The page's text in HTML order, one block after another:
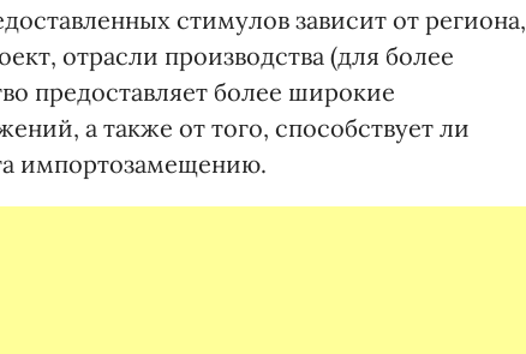
стимулов зависит от региона,
отрасли производства (для более
предоставляет более широкие
а также от того, способствует ли
импортозамещению.